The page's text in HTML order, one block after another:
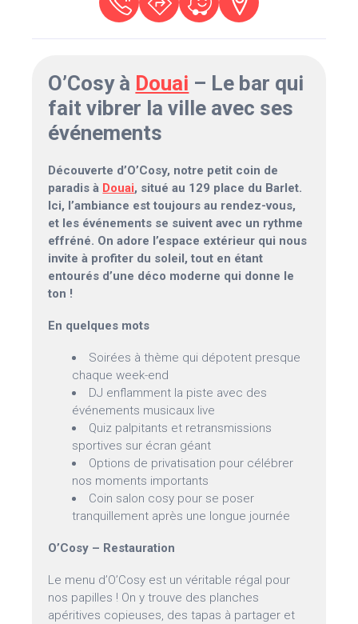
O’Cosy à Douai – Le bar qui
fait vibrer la ville avec ses
événements
Découverte d’O’Cosy, notre petit coin de
paradis à Douai, situé au 129 place du Barlet.
Ici, l’ambiance est toujours au rendez-vous,
et les événements se suivent avec un rythme
effréné. On adore l’espace extérieur qui nous
invite à profiter du soleil, tout en étant
entourés d’une déco moderne qui donne le
ton !
En quelques mots
Soirées à thème qui dépotent presque
chaque week-end
DJ enflamment la piste avec des
événements musicaux live
Quiz palpitants et retransmissions
sportives sur écran géant
Options de privatisation pour célébrer
nos moments importants
Coin salon cosy pour se poser
tranquillement après une longue journée
O’Cosy – Restauration
Le menu d’O’Cosy est un véritable régal pour
nos papilles ! On y trouve des planches
apéritives copieuses, des tapas à partager et